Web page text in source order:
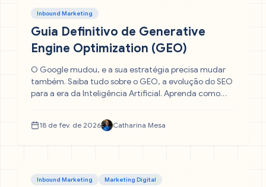
Inbound Marketing
Guia Definitivo de Generative
Engine Optimization (GEO)
O Google mudou, e a sua estratégia precisa mudar
também. Saiba tudo sobre o GEO, a evolução do SEO
para a era da Inteligência Artificial. Aprenda como
ChatGPT, Gemini e outros chatbots, garantindo a
visibilidade da sua marca
18 de fev. de 2026 Catharina Mesa
Inbound Marketing Marketing Digital